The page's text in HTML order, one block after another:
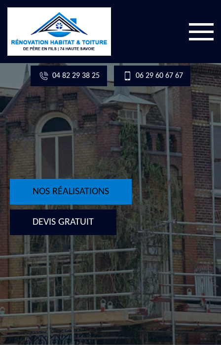
04 82 29 38 25 06 29 60 67 67
NOS RÉALISATIONS
DEVIS GRATUIT